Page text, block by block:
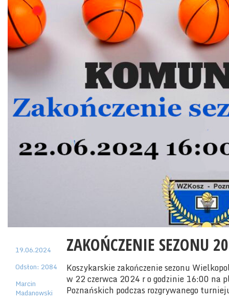
19.06.2024
Odsłon: 2084
Marcin
Madanowski
ZAKOŃCZENIE SEZONU
Koszykarskie zakończenie sezonu
w 22 czerwca 2024 r o godzinie 16:00 na
Poznańskich podczas rozgrywanego